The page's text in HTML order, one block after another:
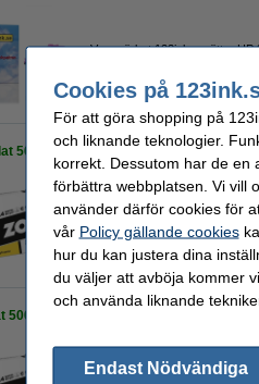
Varumärket 123ink ersätter
500 ark
Kopieringspapper A4 80g |
80 kr
500 ark
Kopieringspapper A4 80g
Cookies på
För att göra shopping på
och liknande teknologier.
korrekt. Dessutom har de en
förbättra webbplatsen. Vi vill
använder därför cookies för
vår Policy gällande cookies
hur du kan justera dina
du väljer att avböja kommer
och använda liknande
Endast Nödvändiga